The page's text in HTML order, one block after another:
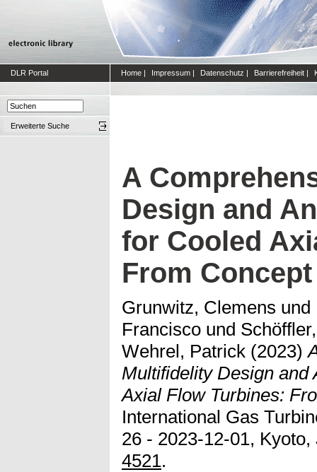
DLR Portal Home | Impressum | Datenschutz | Barrierefreiheit |
Erweiterte Suche
A
Design and
for Cooled
From
Grunwitz, Clemens und
Francisco und
Wehrel, Patrick (2023)
Multifidelity Design and
Axial Flow Turbines:
International Gas
26 - 2023-12-01,
4521.